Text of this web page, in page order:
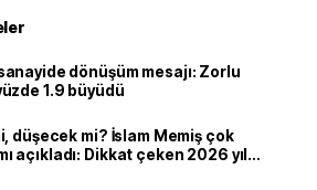
dönüşüm mesajı: Zorlu
1.9 büyüdü
düşecek mi? İslam Memiş çok
açıkladı: Dikkat çeken 2026 yıl